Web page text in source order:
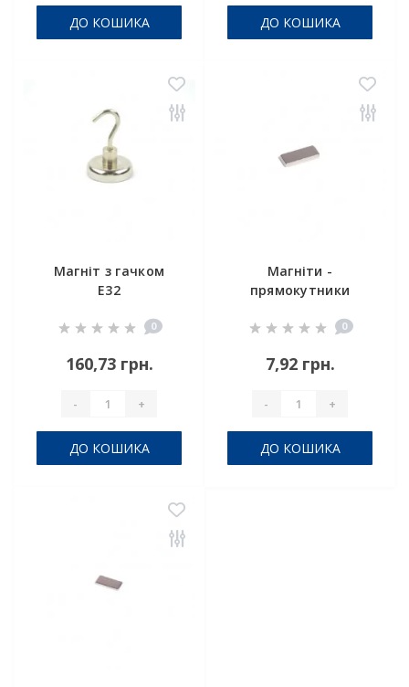
ДО КОШИКА ДО КОШИКА
Магніт з гачком
E32
0
160,73 грн.
- +
ДО КОШИКА
Магніти -
прямокутники
0
7,92 грн.
- +
ДО КОШИКА